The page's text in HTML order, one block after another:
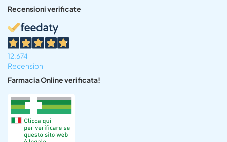
Recensioni verificate
12.674
Recensioni
Farmacia Online verificata!